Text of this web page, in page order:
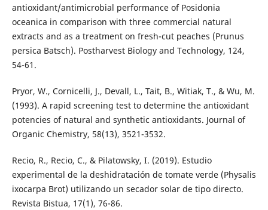
antioxidant/antimicrobial performance of Posidonia
oceanica in comparison with three commercial natural
extracts and as a treatment on fresh-cut peaches (Prunus
persica Batsch). Postharvest Biology and Technology, 124,
54-61.
Pryor, W., Cornicelli, J., Devall, L., Tait, B., Witiak, T., & Wu, M.
(1993). A rapid screening test to determine the antioxidant
potencies of natural and synthetic antioxidants. Journal of
Organic Chemistry, 58(13), 3521-3532.
Recio, R., Recio, C., & Pilatowsky, I. (2019). Estudio
experimental de la deshidratación de tomate verde (Physalis
ixocarpa Brot) utilizando un secador solar de tipo directo.
Revista Bistua, 17(1), 76-86.